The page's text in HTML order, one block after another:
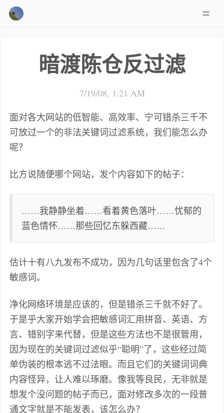
暗渡陈仓反过滤
7/19/08, 1:21 AM
面对各大网站的低智能、高效率、宁可错杀三千不
可放过一个的非法关键词过滤系统，我们能怎么办
呢？
比方说随便哪个网站，发个内容如下的帖子：
……我静静坐着……看着黄色落叶……忧郁的
蓝色情怀……那些回忆东躲西藏……
估计十有八九发布不成功，因为几句话里包含了4个
敏感词。
净化网络环境是应该的，但是错杀三千就不好了。
于是乎大家开始学会把敏感词汇用拼音、英语、方
言、错别字来代替，但是这些方法也不是很管用，
因为现在的关键词过滤似乎“聪明”了，这些经过简
单伪装的根本逃不过法眼。而且它们的关键词词典
内容怪异，让人难以琢磨。像我等良民，无非就是
想发个没问题的帖子而已，面对修改多次的一段普
通文字就是不能发表，该怎么办？